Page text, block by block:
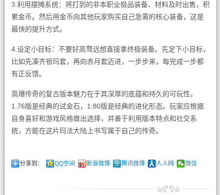
3.利用摆摊系统：将打到的非本职业极品装备、材料及时出售，积
累金币。然后用金币向其他玩家购买自己急需的核心装备，这是
最快的提升方式。
4.设定小目标：不要好高骛远想直接拿终极装备。先定下小目标，
比如先凑齐祖玛套，再向赤月套迈进，一步步来，每完成一步都
有正反馈。
高爆传奇的复古版本魅力在于其深厚的底蕴和持久的可玩性。
1.76版是经典的试金石，1.80版是经典的进化形态。玩家应根据
自身喜好和游戏风格做出选择，并善于利用版本特点和社交系
统，方能在这片玛法大陆上书写属于自己的传奇。
分享到： QQ空间 新浪微博 腾讯微博 人人网 微信